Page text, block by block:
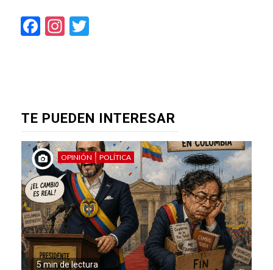
Facebook
Instagram
TE PUEDEN INTERESAR
OPINIÓN POLÍTICA
5 min de lectura